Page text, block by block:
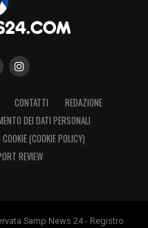
CONTATTI
REDAZIONE
DEI DATI PERSONALI
(COOKIE POLICY)
REVIEW
Samp News 24 - Registro